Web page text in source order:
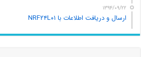
۱۳۹۴/۰۹/۲۲
ارسال و دریافت اطلاعات با NRF۲۴L۰۱